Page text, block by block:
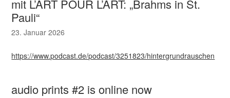
mit L’ART POUR L’ART: „Brahms in St.
Pauli“
23. Januar 2026
https://www.podcast.de/podcast/3251823/hintergrundrauschen
audio prints #2 is online now